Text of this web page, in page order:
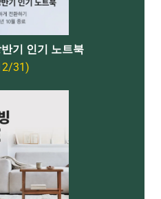
기 인기 노트북
31)